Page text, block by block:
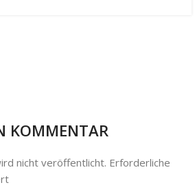
KOMMENTAR
nicht veröffentlicht. Erforderliche